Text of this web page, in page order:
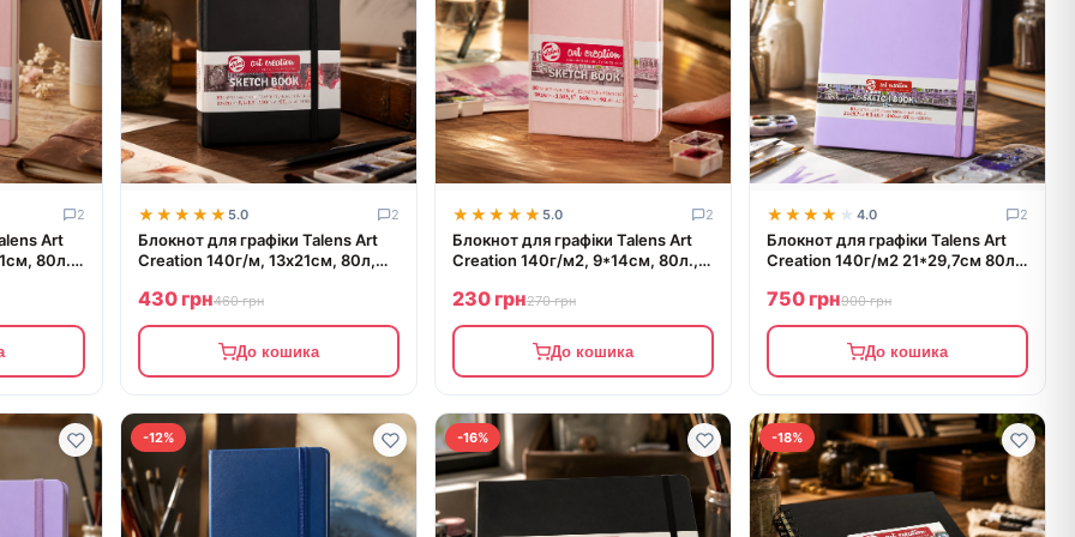
2
Art
80л.,
★★★★★
★★★★★ 5.0 2
Блокнот для графіки Talens Art
Creation 140г/м, 13х21см, 80л,
430 грн460 грн
До кошика
★★★★★
★★★★★ 5.0 2
Блокнот для графіки Talens Art
Creation 140г/м2, 9*14см, 80л.,
230 грн270 грн
До кошика
★★★★★
★★★★★ 4.0 2
Блокнот для графіки Talens Art
Creation 140г/м2 21*29,7см 80л
750 грн900 грн
До кошика
-12% -16% -18%